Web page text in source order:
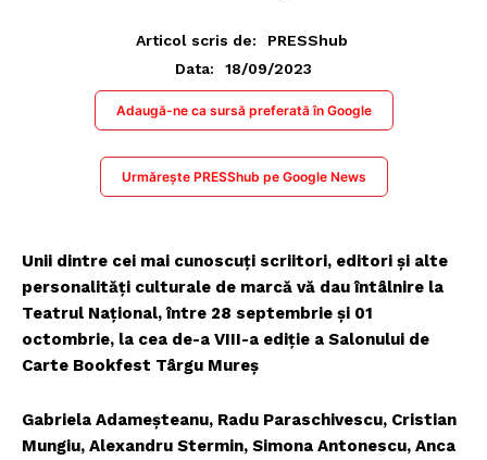
Articol scris de:
PRESShub
Data:
18/09/2023
Adaugă-ne ca sursă preferată în Google
Urmărește PRESShub pe Google News
Unii dintre cei mai cunoscuți scriitori, editori și alte
personalități culturale de marcă vă dau întâlnire la
Teatrul Național, între 28 septembrie şi 01
octombrie, la cea de-a VIII-a ediţie a Salonului de
Carte Bookfest Târgu Mureș
Gabriela Adameşteanu, Radu Paraschivescu, Cristian
Mungiu, Alexandru Stermin, Simona Antonescu, Anca